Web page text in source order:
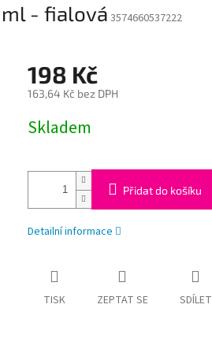
ml - fialová3574660537222
198 Kč
163,64 Kč bez DPH
cena:
Skladem
Přidat do košíku
Detailní informace
TISK ZEPTAT SE SDÍLET